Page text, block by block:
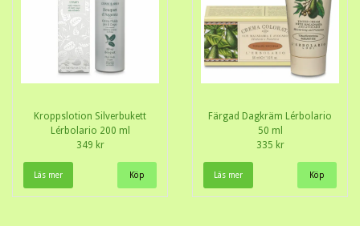
Kroppslotion Silverbukett
Lérbolario 200 ml
349 kr
Läs mer
Färgad Dagkräm Lérbolario
50 ml
335 kr
Läs mer